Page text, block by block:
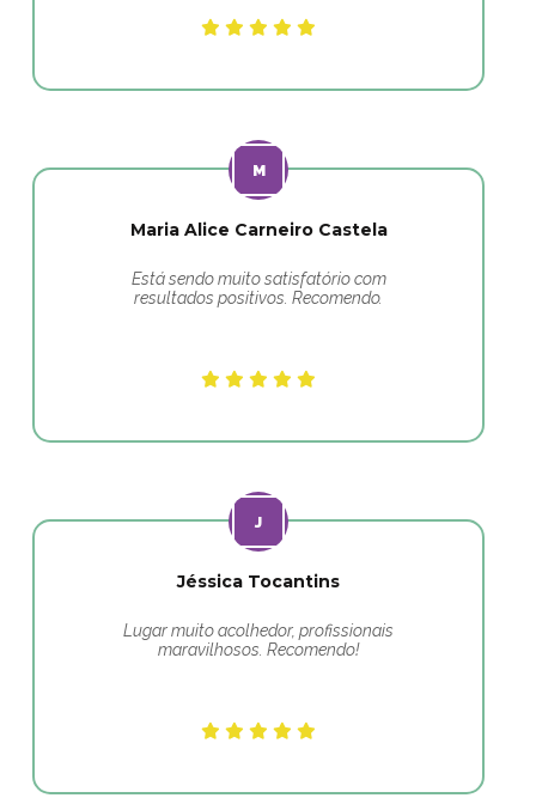
Maria Alice Carneiro Castela
Está sendo muito satisfatório com
resultados positivos. Recomendo.
Jéssica Tocantins
Lugar muito acolhedor, profissionais
maravilhosos. Recomendo!